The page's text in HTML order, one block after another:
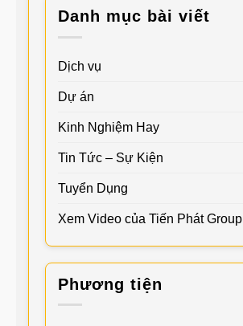
Danh mục bài viết
Dịch vụ
Dự án
Kinh Nghiệm Hay
Tin Tức – Sự Kiện
Tuyển Dụng
Xem Video của Tiến Phát Group
Phương tiện